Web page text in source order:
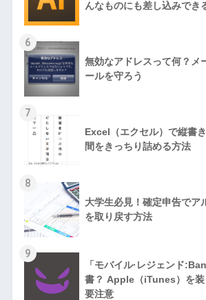
んなものにも差し込みでき
6
無効なアドレスって何？メ
ールを守ろう
7
Excel（エクセル）で縦書
間をきっちり詰める方法
8
大学生必見！確定申告でア
を取り戻す方法
9
「モバイル·レジェンド
書？ Apple（iTunes）を装
要注意